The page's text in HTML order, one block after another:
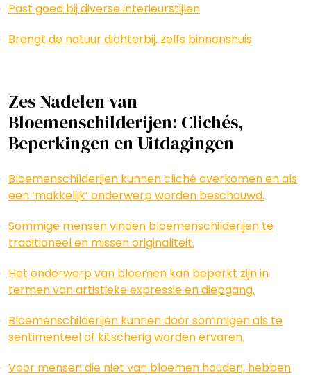
Past goed bij diverse interieurstijlen
Brengt de natuur dichterbij, zelfs binnenshuis
Zes Nadelen van
Bloemenschilderijen: Clichés,
Beperkingen en Uitdagingen
Bloemenschilderijen kunnen cliché overkomen en als
een ‘makkelijk’ onderwerp worden beschouwd.
Sommige mensen vinden bloemenschilderijen te
traditioneel en missen originaliteit.
Het onderwerp van bloemen kan beperkt zijn in
termen van artistieke expressie en diepgang.
Bloemenschilderijen kunnen door sommigen als te
sentimenteel of kitscherig worden ervaren.
Voor mensen die niet van bloemen houden, hebben